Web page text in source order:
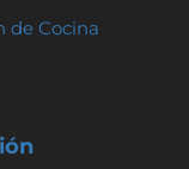
de Cocina